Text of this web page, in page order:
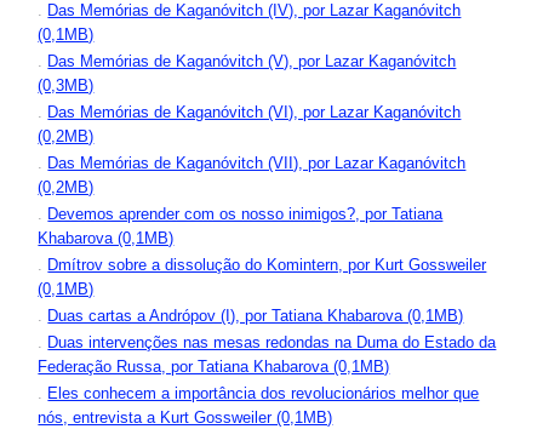
. Das Memórias de Kaganóvitch (IV), por Lazar Kaganóvitch
(0,1MB)
. Das Memórias de Kaganóvitch (V), por Lazar Kaganóvitch
(0,3MB)
. Das Memórias de Kaganóvitch (VI), por Lazar Kaganóvitch
(0,2MB)
. Das Memórias de Kaganóvitch (VII), por Lazar Kaganóvitch
(0,2MB)
. Devemos aprender com os nosso inimigos?, por Tatiana
Khabarova (0,1MB)
. Dmítrov sobre a dissolução do Komintern, por Kurt Gossweiler
(0,1MB)
. Duas cartas a Andrópov (I), por Tatiana Khabarova (0,1MB)
. Duas intervenções nas mesas redondas na Duma do Estado da
Federação Russa, por Tatiana Khabarova (0,1MB)
. Eles conhecem a importância dos revolucionários melhor que
nós, entrevista a Kurt Gossweiler (0,1MB)